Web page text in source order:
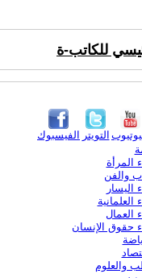
للكاتب-ة
الفيسبوك التويتر
المرأة
والفن
اليسار
العلمانية
العمال
حقوق الإنسان
والعلوم